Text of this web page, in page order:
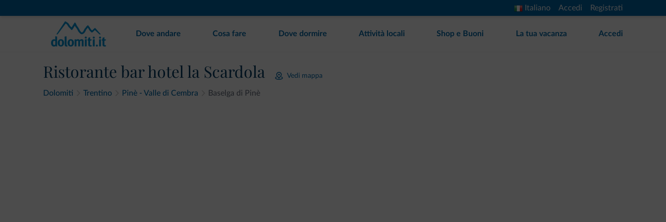
Italiano Accedi Registrati
Dove andare Cosa fare Dove dormire Attività locali Shop e Buoni La tua vacanza Accedi
Ristorante bar hotel la Scardola Vedi mappa
Dolomiti Trentino Pinè - Valle di Cembra Baselga di Pinè